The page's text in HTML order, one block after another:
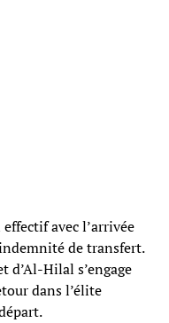
avec l’arrivée
de transfert.
d’Al-Hilal s’engage
dans l’élite